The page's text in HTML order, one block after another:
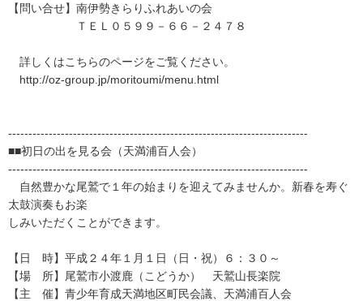
【問い合せ】南伊勢きらりふれあいの会
ＴＥＬ０５９９－６６－２４７８
詳しくはこちらのページをご覧ください。
http://oz-group.jp/moritoumi/menu.html
--------------------------------------------------------------------------
■■初日の出を見る会（天満浦百人会）
--------------------------------------------------------------------------
自然豊かな尾鷲で１年の始まりを迎えてみませんか。新春を寿ぐ
太鼓演奏もお楽
しみいただくことができます。
【日 時】平成２４年１月１日（日・祝）６：３０～
【場 所】尾鷲市小渡鹿（こどうか） 天鷲山長楽院
【主 催】青少年育成天満地区町民会議、天満浦百人会